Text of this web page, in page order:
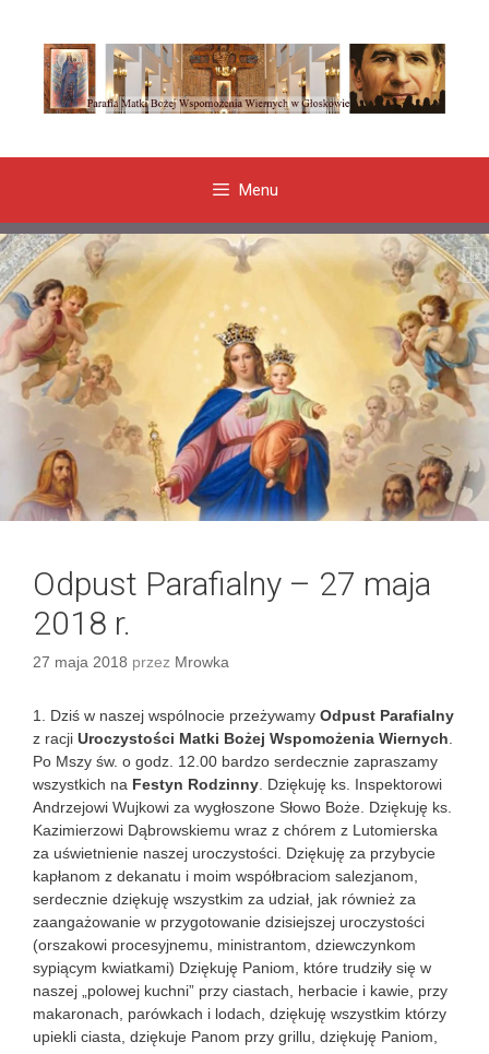
Menu
Odpust Parafialny – 27 maja
2018 r.
27 maja 2018 przez Mrowka
1. Dziś w naszej wspólnocie przeżywamy Odpust Parafialny
z racji Uroczystości Matki Bożej Wspomożenia Wiernych.
Po Mszy św. o godz. 12.00 bardzo serdecznie zapraszamy
wszystkich na Festyn Rodzinny. Dziękuję ks. Inspektorowi
Andrzejowi Wujkowi za wygłoszone Słowo Boże. Dziękuję ks.
Kazimierzowi Dąbrowskiemu wraz z chórem z Lutomierska
za uświetnienie naszej uroczystości. Dziękuję za przybycie
kapłanom z dekanatu i moim współbraciom salezjanom,
serdecznie dziękuję wszystkim za udział, jak również za
zaangażowanie w przygotowanie dzisiejszej uroczystości
(orszakowi procesyjnemu, ministrantom, dziewczynkom
sypiącym kwiatkami) Dziękuję Paniom, które trudziły się w
naszej „polowej kuchni” przy ciastach, herbacie i kawie, przy
makaronach, parówkach i lodach, dziękuję wszystkim którzy
upiekli ciasta, dziękuje Panom przy grillu, dziękuję Paniom,